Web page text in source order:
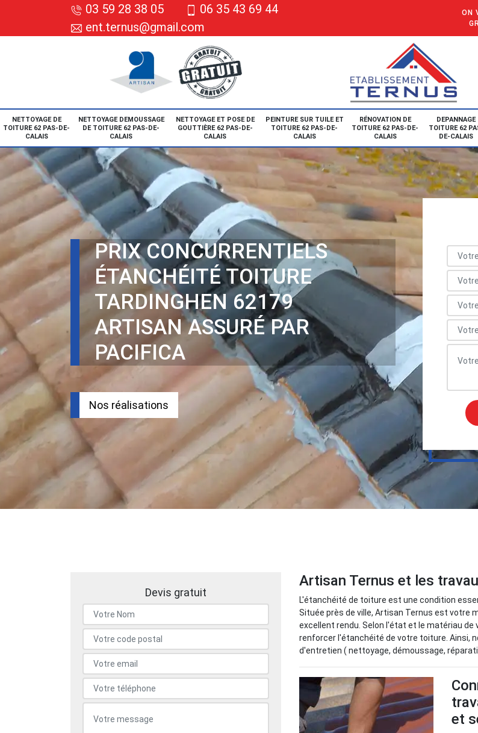
03 59 28 38 05
06 35 43 69 44
ent.ternus@gmail.com
ON
NETTOYAGE DE
TOITURE 62 PAS-DE-
CALAIS
NETTOYAGE DEMOUSSAGE
DE TOITURE 62 PAS-DE-
CALAIS
NETTOYAGE ET POSE DE
GOUTTIÈRE 62 PAS-DE-
CALAIS
PEINTURE SUR TUILE ET
TOITURE 62 PAS-DE-
CALAIS
RÉNOVATION DE
TOITURE 62 PAS-DE-
CALAIS
DEPANNAGE
TOITURE 62
DE-CALAIS
PRIX CONCURRENTIELS
ÉTANCHÉITÉ TOITURE
TARDINGHEN 62179
ARTISAN ASSURÉ PAR
PACIFICA
Nos réalisations
Devis gratuit
Artisan Ternus et les
L'étanchéité de toiture est une condition
Située près de ville, Artisan Ternus est votre
excellent rendu. Selon l'état et le matériau
renforcer l'étanchéité de votre toiture. Ainsi,
d'entretien ( nettoyage, démoussage,
et